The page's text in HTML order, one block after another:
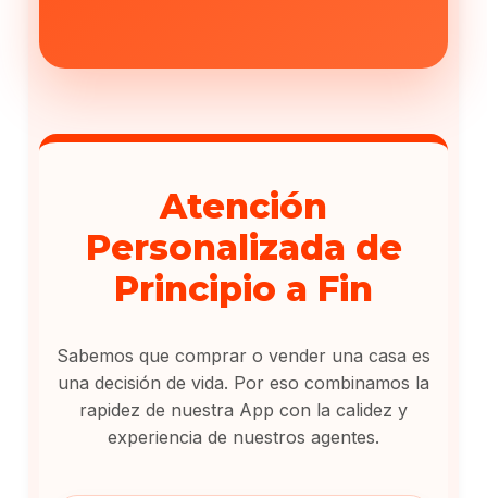
Atención
Personalizada de
Principio a Fin
Sabemos que comprar o vender una casa es
una decisión de vida. Por eso combinamos la
rapidez de nuestra App con la calidez y
experiencia de nuestros agentes.